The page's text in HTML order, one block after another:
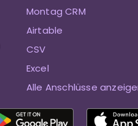
Montag CRM
Airtable
CSV
Excel
Alle Anschlüsse